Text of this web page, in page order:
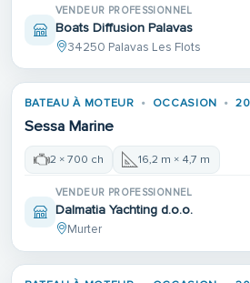
VENDEUR PROFESSIONNEL
Boats Diffusion Palavas
34250 Palavas Les Flots
BATEAU À MOTEUR OCCASION
Sessa Marine
2 × 700 ch 16,2 m × 4,7 m
VENDEUR PROFESSIONNEL
Dalmatia Yachting d.o.o.
Murter